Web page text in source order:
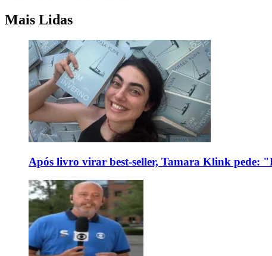
Mais Lidas
Após livro virar best-seller, Tamara Klink pede: